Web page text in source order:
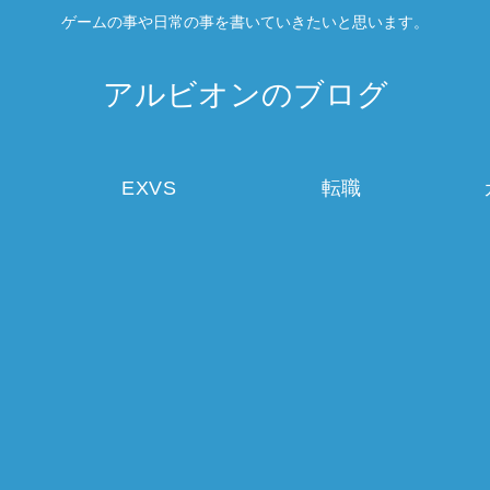
ゲームの事や日常の事を書いていきたいと思います。
アルビオンのブログ
EXVS 転職